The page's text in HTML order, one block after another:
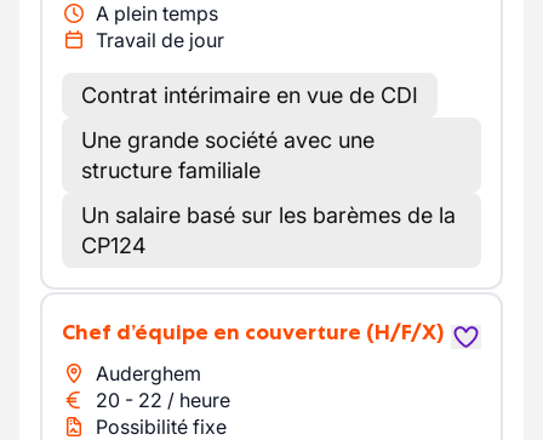
A plein temps
Travail de jour
Contrat intérimaire en vue de CDI
Une grande société avec une
structure familiale
Un salaire basé sur les barèmes de la
CP124
Chef d’équipe en couverture (H/F/X)
Auderghem
20 - 22 / heure
Possibilité fixe